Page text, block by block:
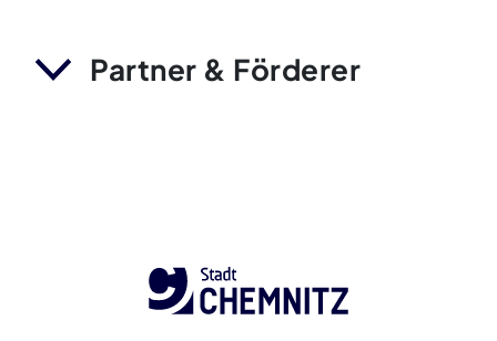
Partner & Förderer